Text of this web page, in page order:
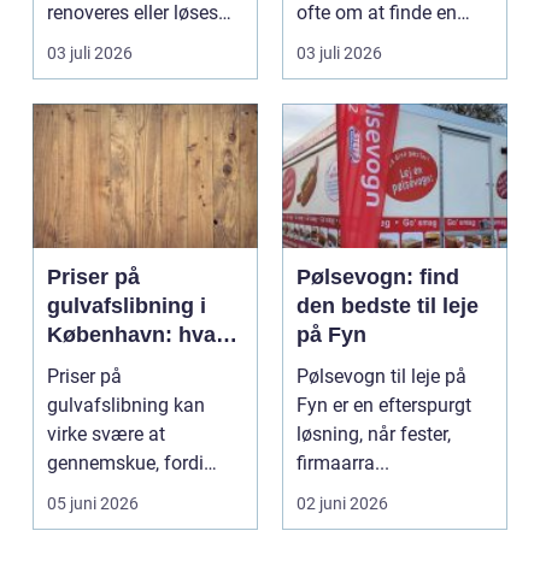
renoveres eller løses
problemer und...
03 juli 2026
ofte om at finde en
lokal, fa...
03 juli 2026
Priser på
gulvafslibning i
København: hvad
koster det
egentlig?
Priser på
gulvafslibning kan
virke svære at
gennemskue, fordi
mange faktorer spiller
ind...
05 juni 2026
Pølsevogn: find
den bedste til leje
på Fyn
Pølsevogn til leje på
Fyn er en efterspurgt
løsning, når fester,
firmaarra...
02 juni 2026